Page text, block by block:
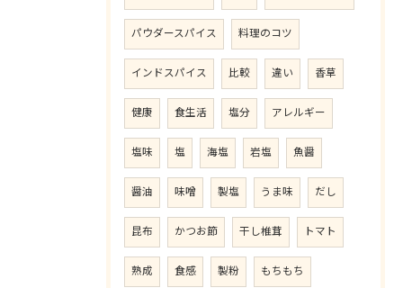
パウダースパイス 料理のコツ
インドスパイス 比較 違い 香草
健康 食生活 塩分 アレルギー
塩味 塩 海塩 岩塩 魚醤
醤油 味噌 製塩 うま味 だし
昆布 かつお節 干し椎茸 トマト
熟成 食感 製粉 もちもち